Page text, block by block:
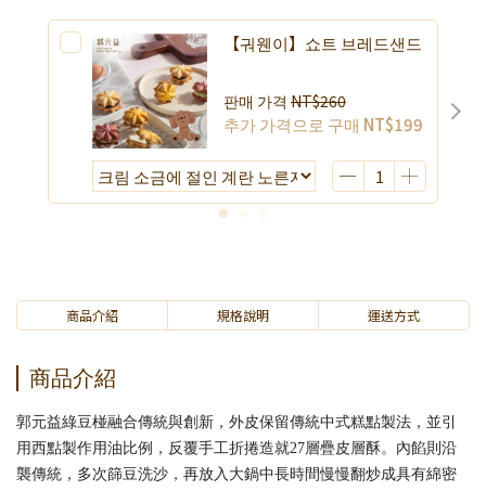
【궈웬이】쇼트 브레드샌드
판매 가격 NT$260
추가 가격으로 구매 NT$199
商品介紹 規格說明 運送方式
商品介紹
郭元益綠豆椪融合傳統與創新，外皮保留傳統中式糕點製法，並引
用西點製作用油比例，反覆手工折捲造就27層疊皮層酥。內餡則沿
襲傳統，多次篩豆洗沙，再放入大鍋中長時間慢慢翻炒成具有綿密